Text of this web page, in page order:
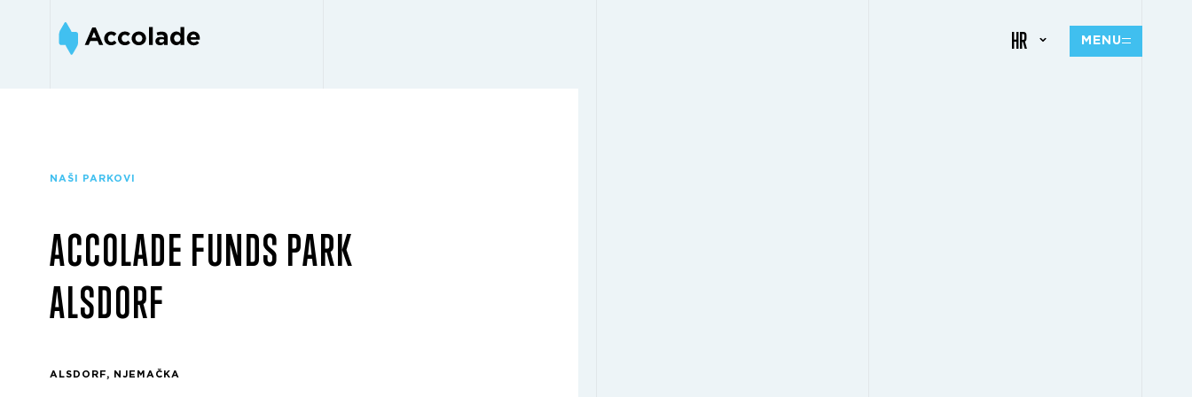
HR MENU
NAŠI PARKOVI
ACCOLADE FUNDS PARK
ALSDORF
ALSDORF, NJEMAČKA